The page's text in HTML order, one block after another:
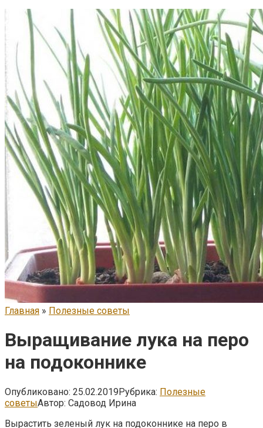
Главная » Полезные советы
Выращивание лука на перо
на подоконнике
Опубликовано: 25.02.2019Рубрика: Полезные
советыАвтор: Садовод Ирина
Вырастить зеленый лук на подоконнике на перо в